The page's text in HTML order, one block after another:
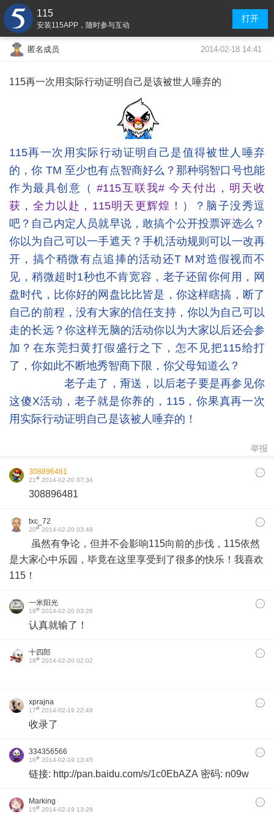
115
安装115APP，随时参与互动
打开
匿名成员 2014-02-18 14:41
115再一次用实际行动证明自己是该被世人唾弃的
115再一次用实际行动证明自己是值得被世人唾弃
的，你 TM 至少也有点智商好么？那种弱智口号也能
作为最具创意（ #115互联我# 今天付出，明天收
获，全力以赴，115明天更辉煌！ ）？脑子没秀逗
吧？自己内定人员就早说，敢搞个公开投票评选么？
你以为自己可以一手遮天？手机活动规则可以一改再
开，搞个稍微有点追捧的活动还T M对造假视而不
见，稍微超时1秒也不肯宽容，老子还留你何用，网
盘时代，比你好的网盘比比皆是，你这样瞎搞，断了
自己的前程，没有大家的信任支持，你以为自己可以
走的长远？你这样无脑的活动你以为大家以后还会参
加？在东莞扫黄打假盛行之下，怎不见把115给打
了，你如此不断地秀智商下限，你父母知道么？
老子走了，甭送，以后老子要是再参见你
这傻X活动，老子就是你养的，115，你果真再一次
用实际行动证明自己是该被人唾弃的！
举报
308896481
21# 2014-02-20 07:34
308896481
txc_72
20# 2014-02-20 03:49
虽然有争论，但并不会影响115向前的步伐，115依然
是大家心中乐园，毕竟在这里享受到了很多的快乐！我喜欢
115！
一米阳光
19# 2014-02-20 03:26
认真就输了！
十四郎
18# 2014-02-20 02:02
xprajna
17# 2014-02-19 22:48
收录了
334356566
16# 2014-02-19 13:45
链接: http://pan.baidu.com/s/1c0EbAZA 密码: n09w
Marking
15# 2014-02-19 13:28